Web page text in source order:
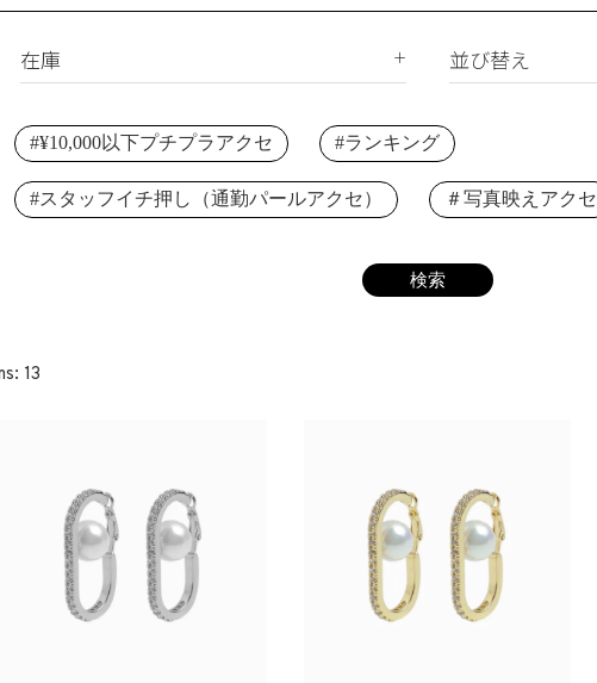
ブレスレット
リング
イニシャル
その他
SET
淡水パール
シェルパール
合成石
ジルコニア
在庫
在庫あり
受注生産
並び替え
価格が高い順
#¥10,000以下プチプラアクセ #ランキング
#スタッフイチ押し（通勤パールアクセ） ＃写真映えアクセ
13